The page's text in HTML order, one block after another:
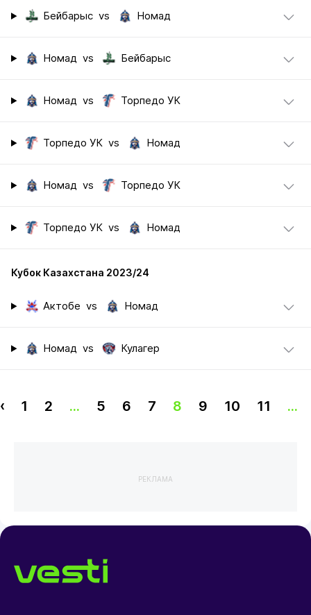
Бейбарыс vs Номад
Номад vs Бейбарыс
Номад vs Торпедо УК
Торпедо УК vs Номад
Номад vs Торпедо УК
Торпедо УК vs Номад
Кубок Казахстана 2023/24
Актобе vs Номад
Номад vs Кулагер
‹ 1 2 ... 5 6 7 8 9 10 11 ...
РЕКЛАМА